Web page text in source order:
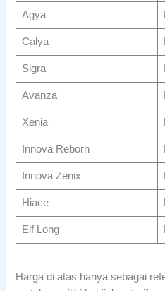
Agya
Calya
Sigra
Avanza
Xenia
Innova Reborn
Innova Zenix
Hiace
Elf Long
Harga di atas hanya sebagai